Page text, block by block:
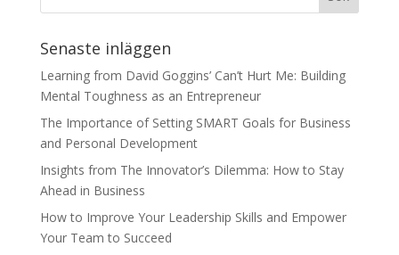
Senaste inläggen
Learning from David Goggins’ Can’t Hurt Me: Building
Mental Toughness as an Entrepreneur
The Importance of Setting SMART Goals for Business
and Personal Development
Insights from The Innovator’s Dilemma: How to Stay
Ahead in Business
How to Improve Your Leadership Skills and Empower
Your Team to Succeed